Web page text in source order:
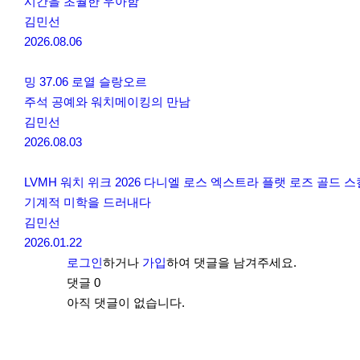
김민선
2026.08.06
밍 37.06 로열 슬랑오르
주석 공예와 워치메이킹의 만남
김민선
2026.08.03
LVMH 워치 위크 2026 다니엘 로스 엑스트라 플랫 로즈 골드 스
기계적 미학을 드러내다
김민선
2026.01.22
로그인하거나 가입하여 댓글을 남겨주세요.
댓글 0
아직 댓글이 없습니다.